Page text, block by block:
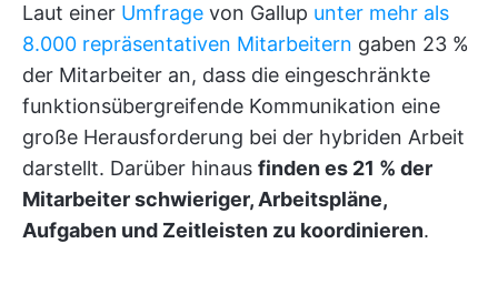
Laut einer Umfrage von Gallup unter mehr als
8.000 repräsentativen Mitarbeitern gaben 23 %
der Mitarbeiter an, dass die eingeschränkte
funktionsübergreifende Kommunikation eine
große Herausforderung bei der hybriden Arbeit
darstellt. Darüber hinaus finden es 21 % der
Mitarbeiter schwieriger, Arbeitspläne,
Aufgaben und Zeitleisten zu koordinieren.